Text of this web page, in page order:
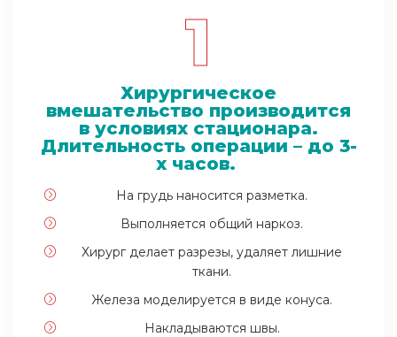
1
Хирургическое
вмешательство производится
в условиях стационара.
Длительность операции – до 3-
х часов.
На грудь наносится разметка.
Выполняется общий наркоз.
Хирург делает разрезы, удаляет лишние
ткани.
Железа моделируется в виде конуса.
Накладываются швы.